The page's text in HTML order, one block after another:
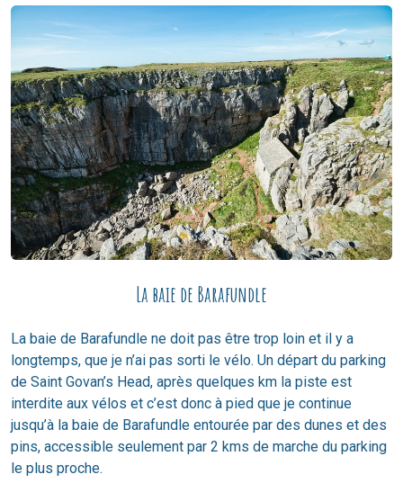
La baie de Barafundle
La baie de Barafundle ne doit pas être trop loin et il y a
longtemps, que je n’ai pas sorti le vélo. Un départ du parking
de Saint Govan’s Head, après quelques km la piste est
interdite aux vélos et c’est donc à pied que je continue
jusqu’à la baie de Barafundle entourée par des dunes et des
pins, accessible seulement par 2 kms de marche du parking
le plus proche.